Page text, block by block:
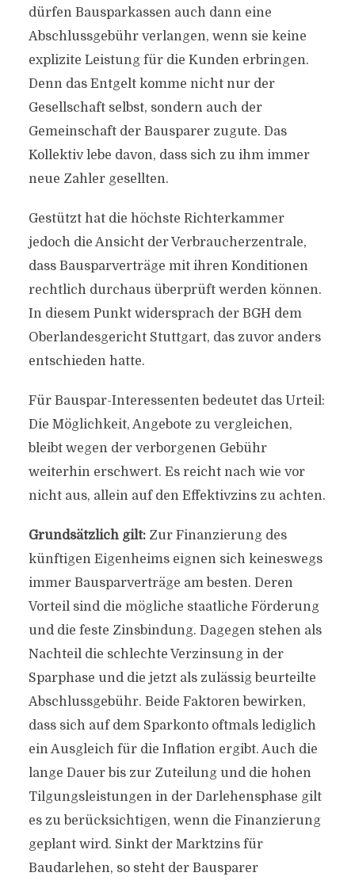
dürfen Bausparkassen auch dann eine
Abschlussgebühr verlangen, wenn sie keine
explizite Leistung für die Kunden erbringen.
Denn das Entgelt komme nicht nur der
Gesellschaft selbst, sondern auch der
Gemeinschaft der Bausparer zugute. Das
Kollektiv lebe davon, dass sich zu ihm immer
neue Zahler gesellten.
Gestützt hat die höchste Richterkammer
jedoch die Ansicht der Verbraucherzentrale,
dass Bausparverträge mit ihren Konditionen
rechtlich durchaus überprüft werden können.
In diesem Punkt widersprach der BGH dem
Oberlandesgericht Stuttgart, das zuvor anders
entschieden hatte.
Für Bauspar-Interessenten bedeutet das Urteil:
Die Möglichkeit, Angebote zu vergleichen,
bleibt wegen der verborgenen Gebühr
weiterhin erschwert. Es reicht nach wie vor
nicht aus, allein auf den Effektivzins zu achten.
Grundsätzlich gilt:Zur Finanzierung des
künftigen Eigenheims eignen sich keineswegs
immer Bausparverträge am besten. Deren
Vorteil sind die mögliche staatliche Förderung
und die feste Zinsbindung. Dagegen stehen als
Nachteil die schlechte Verzinsung in der
Sparphase und die jetzt als zulässig beurteilte
Abschlussgebühr. Beide Faktoren bewirken,
dass sich auf dem Sparkonto oftmals lediglich
ein Ausgleich für die Inflation ergibt. Auch die
lange Dauer bis zur Zuteilung und die hohen
Tilgungsleistungen in der Darlehensphase gilt
es zu berücksichtigen, wenn die Finanzierung
geplant wird. Sinkt der Marktzins für
Baudarlehen, so steht der Bausparer